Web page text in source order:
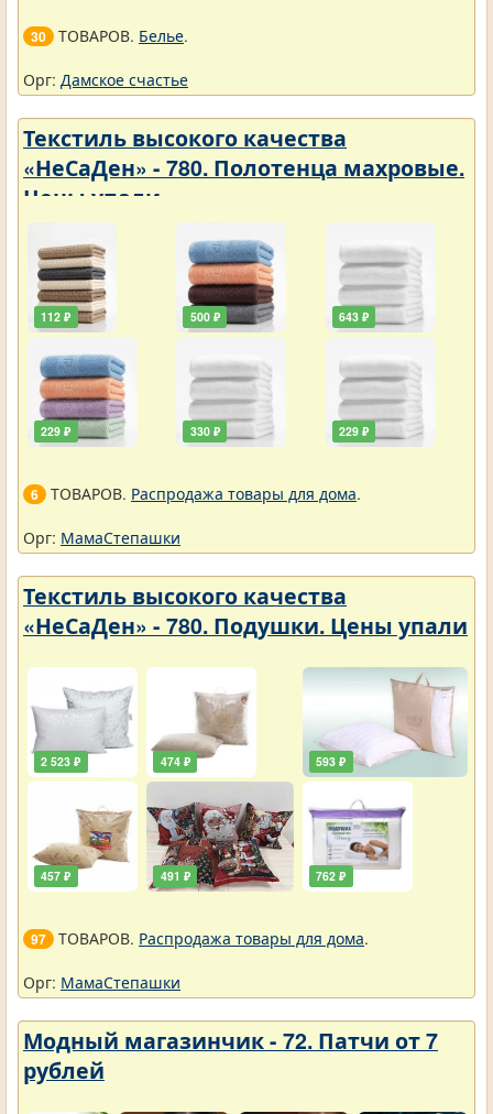
30 ТОВАРОВ. Белье.
Орг: Дамское счастье
Текстиль высокого качества
«НеСаДен» - 780. Полотенца махровые.
Цены упали
112 ₽
229 ₽
500 ₽
330 ₽
643 ₽
229 ₽
6 ТОВАРОВ. Распродажа товары для дома.
Орг: МамаСтепашки
Текстиль высокого качества
«НеСаДен» - 780. Подушки. Цены упали
2 523 ₽
457 ₽
474 ₽
491 ₽
593 ₽
762 ₽
97 ТОВАРОВ. Распродажа товары для дома.
Орг: МамаСтепашки
Модный магазинчик - 72. Патчи от 7
рублей